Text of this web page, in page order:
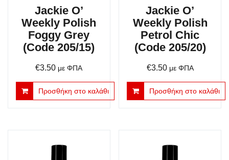
Jackie O’
Weekly Polish
Foggy Grey
(Code 205/15)
€3.50 με ΦΠΑ
Προσθήκη στο καλάθι
Jackie O’
Weekly Polish
Petrol Chic
(Code 205/20)
€3.50 με ΦΠΑ
Προσθήκη στο καλάθι